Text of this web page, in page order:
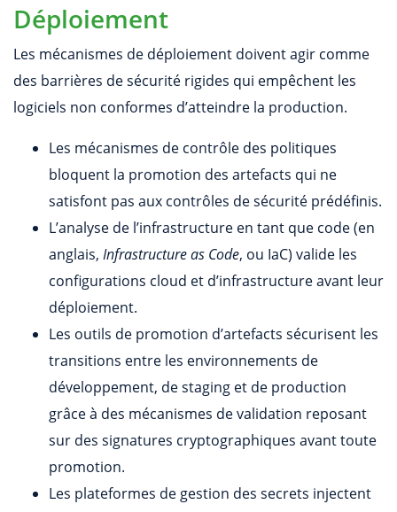
Déploiement
Les mécanismes de déploiement doivent agir comme
des barrières de sécurité rigides qui empêchent les
logiciels non conformes d’atteindre la production.
Les mécanismes de contrôle des politiques
bloquent la promotion des artefacts qui ne
satisfont pas aux contrôles de sécurité prédéfinis.
L’analyse de l’infrastructure en tant que code (en
anglais, Infrastructure as Code, ou IaC) valide les
configurations cloud et d’infrastructure avant leur
déploiement.
Les outils de promotion d’artefacts sécurisent les
transitions entre les environnements de
développement, de staging et de production
grâce à des mécanismes de validation reposant
sur des signatures cryptographiques avant toute
promotion.
Les plateformes de gestion des secrets injectent